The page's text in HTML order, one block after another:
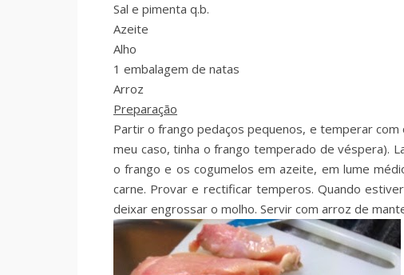
Sal e pimenta q.b.
Azeite
Alho
1 embalagem de natas
Arroz
Preparação
Partir o frango pedaços pequenos, e temperar com
meu caso, tinha o frango temperado de véspera).
o frango e os cogumelos em azeite, em lume
carne. Provar e rectificar temperos. Quando
deixar engrossar o molho. Servir com arroz de